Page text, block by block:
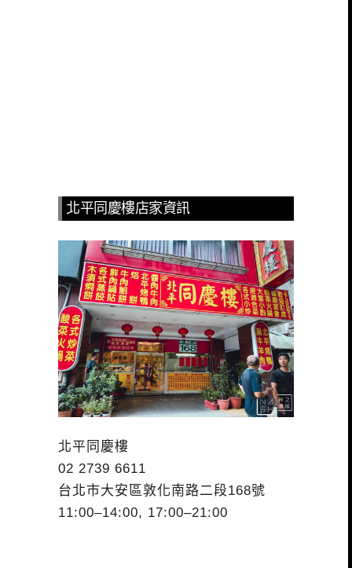
北平同慶樓店家資訊
北平同慶樓
02 2739 6611
台北市大安區敦化南路二段168號
11:00–14:00, 17:00–21:00